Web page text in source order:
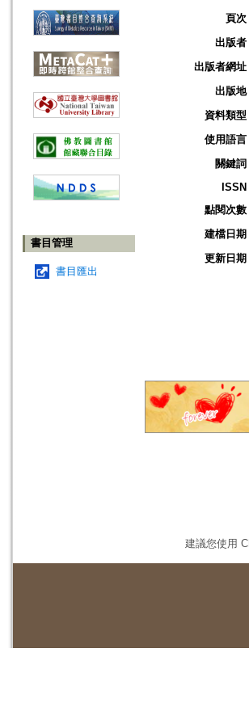
書目管理
書目匯出
頁次
出版者
出版者網址
出版地
資料類型
使用語言
關鍵詞
ISSN
點閱次數
建檔日期
更新日期
建議您使用